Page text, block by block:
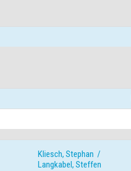
Kliesch, Stephan /
Langkabel, Steffen